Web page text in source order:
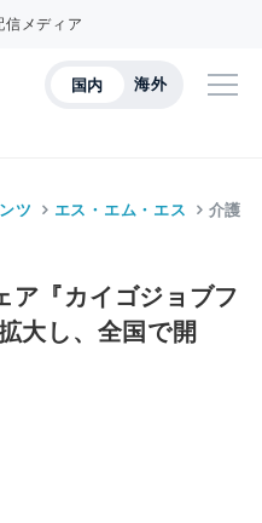
信メディア
国内 海外
ツ エス・エム・エス 介護
ア『カイゴジョブフ
大し、全国で開